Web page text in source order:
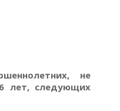
не
лет, следующих